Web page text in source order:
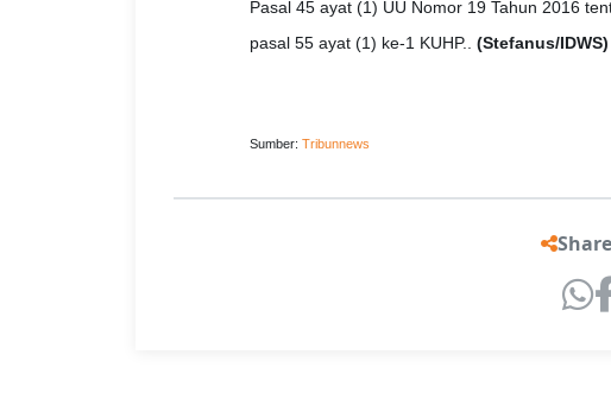
Pasal 45 ayat (1) UU Nomor 19 Tahun 2016
pasal 55 ayat (1) ke-1 KUHP.. (Stefanus/IDWS)
Sumber: Tribunnews